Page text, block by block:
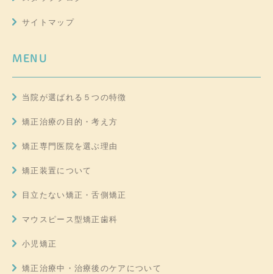
サイトマップ
MENU
当院が選ばれる５つの特徴
矯正治療の目的・考え方
矯正専門医院を選ぶ理由
矯正装置について
目立たない矯正・舌側矯正
マウスピース型矯正歯科
小児矯正
矯正治療中・治療後のケアについて